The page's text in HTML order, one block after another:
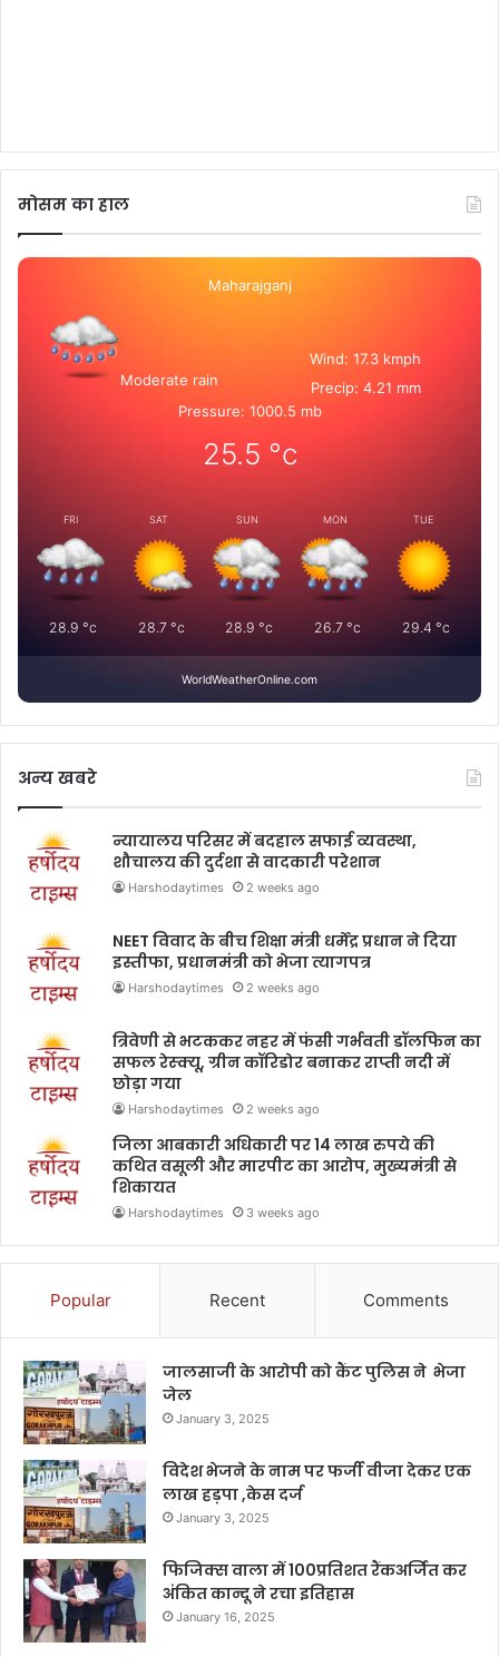
मोसम का हाल
Maharajganj
Moderate rain
Wind: 17.3 kmph
Precip: 4.21 mm
Pressure: 1000.5 mb
25.5 °c
FRI
28.9 °c
SAT
28.7°c
SUN
28.9 °c
MON
26.7 °c
TUE
29.4 °c
WorldWeatherOnline.com
अन्य खबरे
न्यायालय परिसर में बदहाल सफाई व्यवस्था,
शौचालय की दुर्दशा से वादकारी परेशान
Harshodaytimes 2 weeks ago
NEET विवाद के बीच शिक्षा मंत्री धर्मेंद्र प्रधान ने दिया
इस्तीफा, प्रधानमंत्री को भेजा त्यागपत्र
Harshodaytimes 2 weeks ago
त्रिवेणी से भटककर नहर में फंसी गर्भवती डॉलफिन का
सफल रेस्क्यू, ग्रीन कॉरिडोर बनाकर राप्ती नदी में
छोड़ा गया
Harshodaytimes 2 weeks ago
जिला आबकारी अधिकारी पर 14 लाख रुपये की
कथित वसूली और मारपीट का आरोप, मुख्यमंत्री से
शिकायत
Harshodaytimes 3 weeks ago
Popular Recent Comments
जालसाजी के आरोपी को कैंट पुलिस ने भेजा
जेल
January 3, 2025
विदेश भेजने के नाम पर फर्जी वीजा देकर एक
लाख हड़पा ,केस दर्ज
January 3, 2025
फिजिक्स वाला में 100प्रतिशत रैंकअर्जित कर
अंकित कान्दू ने रचा इतिहास
January 16, 2025